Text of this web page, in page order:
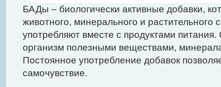
БАДы – биологически активные добавки,
животного, минерального и растительного
употребляют вместе с продуктами
организм полезными веществами,
Постоянное употребление добавок
самочувствие.